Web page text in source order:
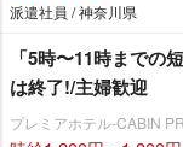
派遣社員 / 神奈川県
「5時〜11時までの
は終了!/主婦歓迎
プレミアホテル-CABIN